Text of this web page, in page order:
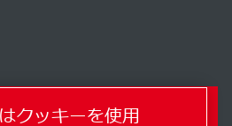
クトフォーム
クッキーを使用